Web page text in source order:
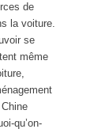
de
la voiture.
se
même
qu’on-